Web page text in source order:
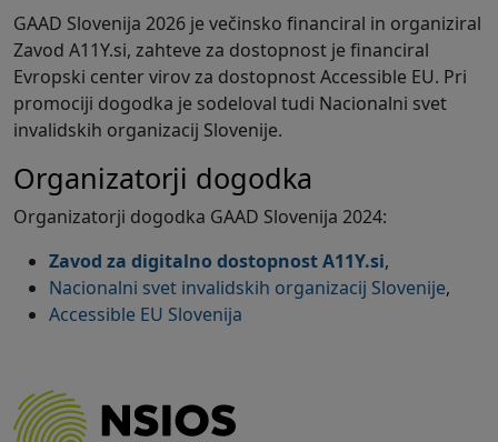
GAAD Slovenija 2026 je večinsko financiral in organiziral
Zavod A11Y.si, zahteve za dostopnost je financiral
Evropski center virov za dostopnost Accessible EU. Pri
promociji dogodka je sodeloval tudi Nacionalni svet
invalidskih organizacij Slovenije.
Organizatorji dogodka
Organizatorji dogodka GAAD Slovenija 2024:
Zavod za digitalno dostopnost A11Y.si,
Nacionalni svet invalidskih organizacij Slovenije,
Accessible EU Slovenija